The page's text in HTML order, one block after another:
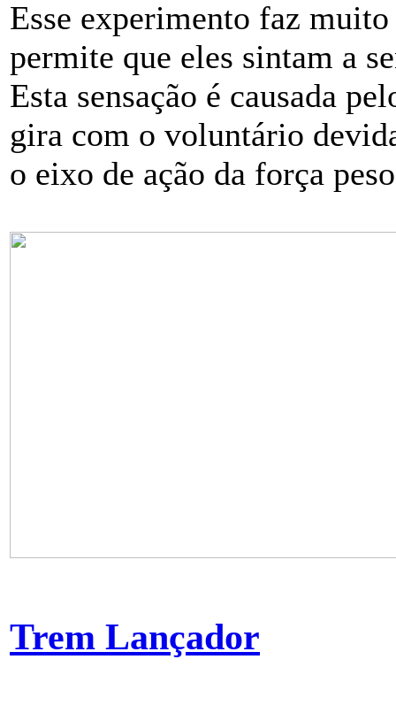
Esse experimento faz
permite que eles sintam a
Esta sensação é causada
gira com o voluntário
o eixo de ação da força
Trem Lançador